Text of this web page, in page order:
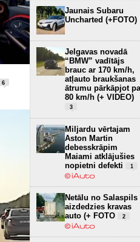
6
Jaunais Subaru
Uncharted (+FOTO)
Jelgavas novadā
“BMW” vadītājs
brauc ar 170 km/h,
atļauto braukšanas
ātrumu pārkāpjot
80 km/h (+ VIDEO)
3
Miljardu vērtajam
Aston Martin
debesskrāpim
Maiami atklājušies
nopietni defekti
1
Netālu no Salaspils
aizdedzies kravas
auto (+ FOTO
2